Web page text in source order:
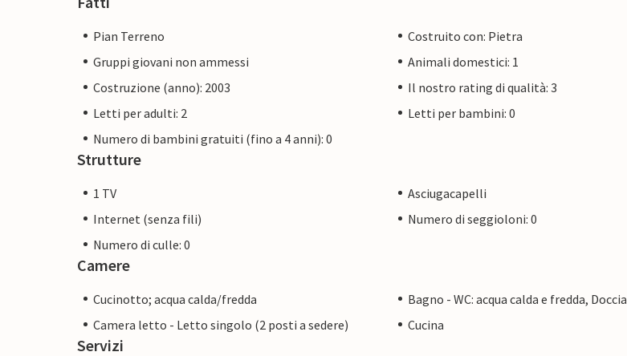
Pian Terreno
Costruito con: Pietra
Gruppi giovani non ammessi
Animali domestici: 1
Costruzione (anno): 2003
Il nostro rating di qualità: 3
Letti per adulti: 2
Letti per bambini: 0
Numero di bambini gratuiti (fino a 4 anni): 0
Strutture
1 TV
Asciugacapelli
Internet (senza fili)
Numero di seggioloni: 0
Numero di culle: 0
Camere
Cucinotto; acqua calda/fredda
Bagno - WC: acqua calda e fredda, Doccia
Camera letto - Letto singolo (2 posti a sedere)
Cucina
Servizi